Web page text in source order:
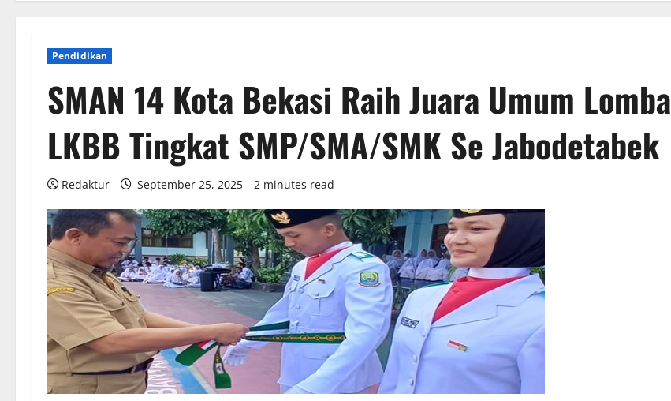
Pendidikan
SMAN 14 Kota Bekasi Raih Juara Umum Lomba
LKBB Tingkat SMP/SMA/SMK Se Jabodetabek
Redaktur September 25, 2025 2 minutes read